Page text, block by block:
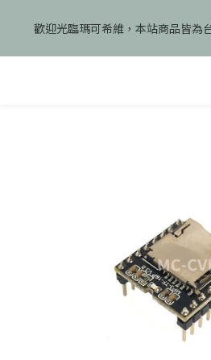
享99元免運卷
歡迎光臨瑪可希維，本站商品皆為
🎉慶開幕🎉期間限定註冊會員即享